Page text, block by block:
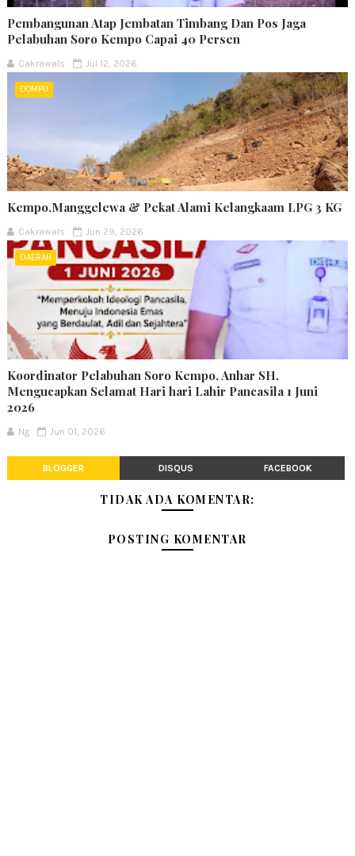
Pembangunan Atap Jembatan Timbang Dan Pos Jaga
Pelabuhan Soro Kempo Capai 40 Persen
Cakrawals Jul 12, 2026
DOMPU
Kempo,Manggelewa & Pekat Alami Kelangkaam LPG 3 KG
Cakrawals Jun 29, 2026
DAERAH
Koordinator Pelabuhan Soro Kempo, Anhar SH,
Mengucapkan Selamat Hari hari Lahir Pancasila 1 Juni
2026
Ng Jun 01, 2026
BLOGGER DISQUS FACEBOOK
TIDAK ADA KOMENTAR:
POSTING KOMENTAR